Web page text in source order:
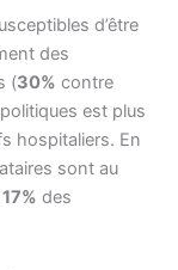
d’être
des
(30% contre
est plus
hospitaliers. En
sont au
17% des